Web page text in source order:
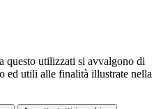
questo utilizzati si avvalgono di
ed utili alle finalità illustrate nella